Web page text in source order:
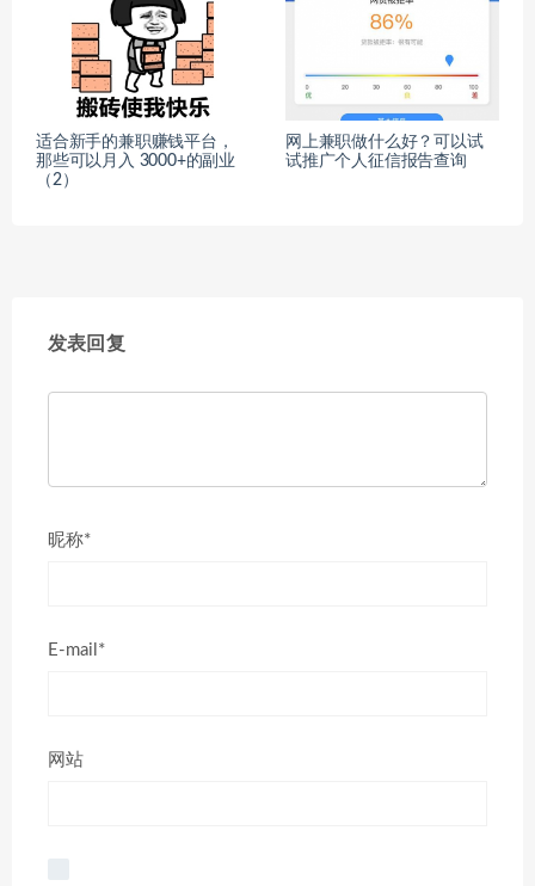
适合新手的兼职赚钱平台，
那些可以月入 3000+的副业
（2）
网上兼职做什么好？可以试
试推广个人征信报告查询
发表回复
昵称*
E-mail*
网站